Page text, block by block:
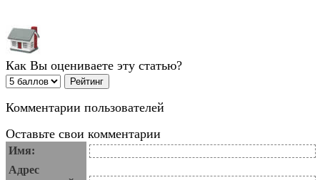
Как Вы оцениваете эту статью?
Комментарии пользователей
Оставьте свои комментарии
Имя:
Адрес